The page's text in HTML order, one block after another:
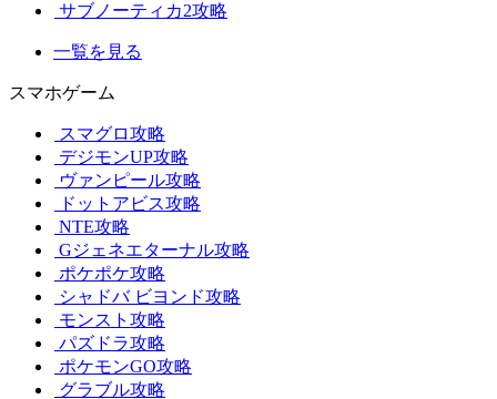
サブノーティカ2攻略
一覧を見る
スマホゲーム
スマグロ攻略
デジモンUP攻略
ヴァンピール攻略
ドットアビス攻略
NTE攻略
Gジェネエターナル攻略
ポケポケ攻略
シャドバ ビヨンド攻略
モンスト攻略
パズドラ攻略
ポケモンGO攻略
グラブル攻略